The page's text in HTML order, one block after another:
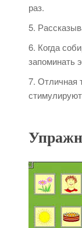
раз.
Когда
запоминать
Отличная